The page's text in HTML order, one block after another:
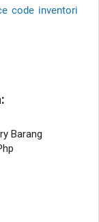
code inventori